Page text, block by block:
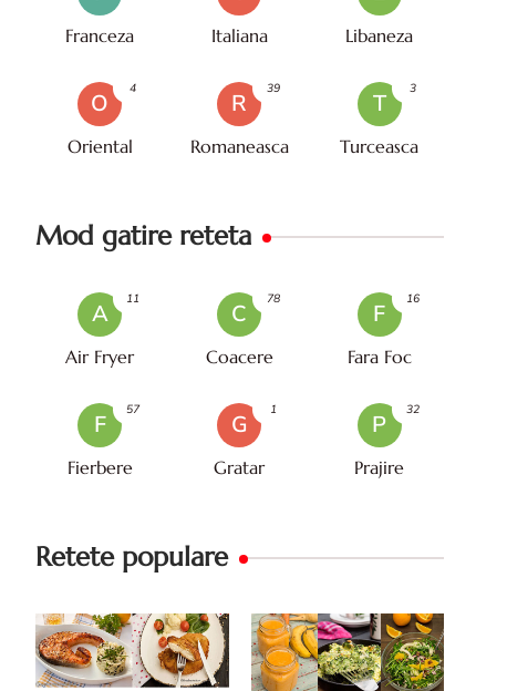
Franceza Italiana Libaneza
O
Oriental
4
R
Romaneasca
39
T
Turceasca
3
Mod gatire reteta
A
Air Fryer
11
C
Coacere
78
F
Fara Foc
16
F
Fierbere
57
G
Gratar
1
P
Prajire
32
Retete populare